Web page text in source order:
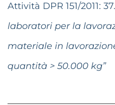
Attività DPR 151/2011:
laboratori per la
materiale in
quantità > 50.000 kg”